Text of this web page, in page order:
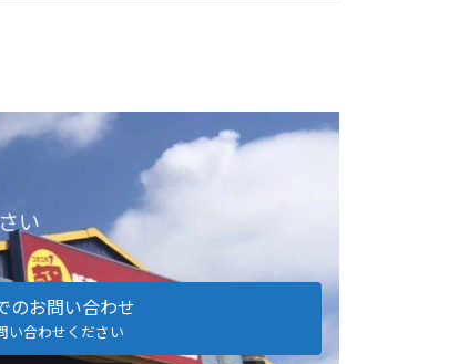
い
のお問い合わせ
い合わせください